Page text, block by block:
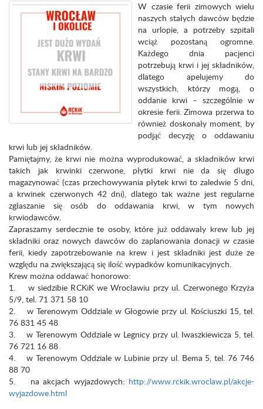
W czasie ferii zimowych wielu
naszych stałych dawców będzie
na urlopie, a potrzeby szpitali
wciąż pozostaną ogromne.
Każdego dnia pacjenci
potrzebują krwi i jej składników,
dlatego apelujemy do
wszystkich, którzy mogą, o
oddanie krwi – szczególnie w
okresie ferii. Zimowa przerwa to
również doskonały moment, by
podjąć decyzję o oddawaniu
krwi lub jej składników.
Pamiętajmy, że krwi nie można wyprodukować, a składników krwi
takich jak krwinki czerwone, płytki krwi nie da się długo
magazynować (czas przechowywania płytek krwi to zaledwie 5 dni,
a krwinek czerwonych 42 dni), dlatego tak ważne jest regularne
zgłaszanie się osób do oddawania krwi, w tym nowych
krwiodawców.
Zapraszamy serdecznie te osoby, które już oddawały krew lub jej
składniki oraz nowych dawców do zaplanowania donacji w czasie
ferii, kiedy zapotrzebowanie na krew i jest składniki jest duże ze
względu na zwiększającą się ilość wypadków komunikacyjnych.
Krew można oddawać honorowo:
1. w siedzibie RCKiK we Wrocławiu przy ul. Czerwonego Krzyża
5/9, tel. 71 371 58 10
2. w Terenowym Oddziale w Głogowie przy ul. Kościuszki 15, tel.
76 831 45 48
3. w Terenowym Oddziale w Legnicy przy ul. Iwaszkiewicza 5, tel.
76 721 16 88
4. w Terenowym Oddziale w Lubinie przy ul. Bema 5, tel. 76 746
88 70
5. na akcjach wyjazdowych: http://www.rckik.wroclaw.pl/akcje-
wyjazdowe.html